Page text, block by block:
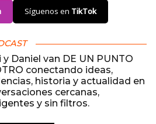
Síguenos en TikTok
y Daniel van DE UN PUNTO
conectando ideas,
historia y actualidad en
cercanas,
y sin filtros.